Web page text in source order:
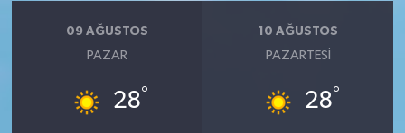
09 AĞUSTOS
PAZAR
28°
10 AĞUSTOS
PAZARTESI
28°